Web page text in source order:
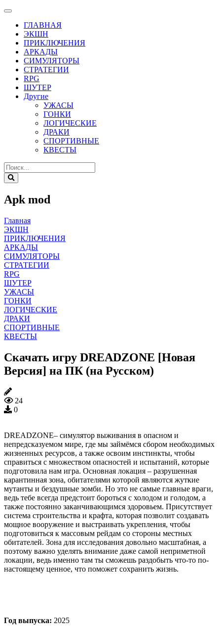
ГЛАВНАЯ
ЭКШН
ПРИКЛЮЧЕНИЯ
АРКАДЫ
СИМУЛЯТОРЫ
СТРАТЕГИИ
RPG
ШУТЕР
Другие
УЖАСЫ
ГОНКИ
ЛОГИЧЕСКИЕ
ДРАКИ
СПОРТИВНЫЕ
КВЕСТЫ
Apk mod
Главная
ЭКШН
ПРИКЛЮЧЕНИЯ
АРКАДЫ
СИМУЛЯТОРЫ
СТРАТЕГИИ
RPG
ШУТЕР
УЖАСЫ
ГОНКИ
ЛОГИЧЕСКИЕ
ДРАКИ
СПОРТИВНЫЕ
КВЕСТЫ
Скачать игру DREADZONE [Новая
Версия] на ПК (на Русском)
24
0
DREADZONE– симулятор выживания в опасном и
непредсказуемом мире, где мы займёмся сбором необходимых
жизненных ресурсов, а также освоим инстинкты, чтобы
справиться с множеством опасностей и испытаний, которые
подготовила нам игра. Основная локация – разрушенная
карантинная зона, обитателями которой являются жуткие
мутанты и бездушные зомби. Но это не самые главные враги,
ведь тебе всегда предстоит бороться с холодом и голодом, а
также постоянно заканчивающимся здоровьем. Присутствует
система строительства и крафта, которая позволит создавать
мощное вооружение и выстраивать укрепления, чтобы
подготовиться к массовым рейдам со стороны местных
обитателей. Зона для исследования довольно масштабная, а
поэтому важно уделять внимание даже самой неприметной
локации, ведь именно там ты сможешь раздобыть что-то по-
настоящему ценное, что поможет сохранить жизнь.
Год выпуска: 2025